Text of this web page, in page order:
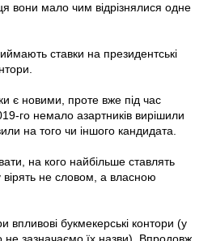
вони мало чим відрізнялися одне
ставки на президентські
є новими, проте вже під час
го немало азартників вирішили
на того чи іншого кандидата.
на кого найбільше ставлять
вірять не словом, а власною
впливові букмекерські контори (у